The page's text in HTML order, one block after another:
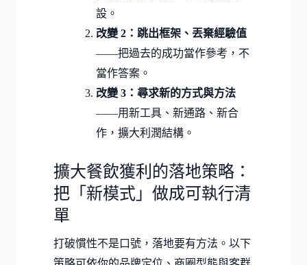
設。
改變 2：跳出框架、丟棄經驗值
——把過去的成功當作參考，不
當作答案。
改變 3：尋求新的方式與方法
——用新工具、新通路、新合
作，擴大利潤結構。
擴大餐飲獲利的落地策略：
把「新模式」做成可執行清
單
打破慣性不是口號，落地要有方法。以下